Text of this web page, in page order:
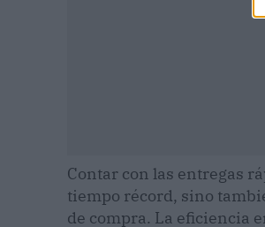
Contar con las entregas
tiempo récord, sino
de compra. La eficiencia